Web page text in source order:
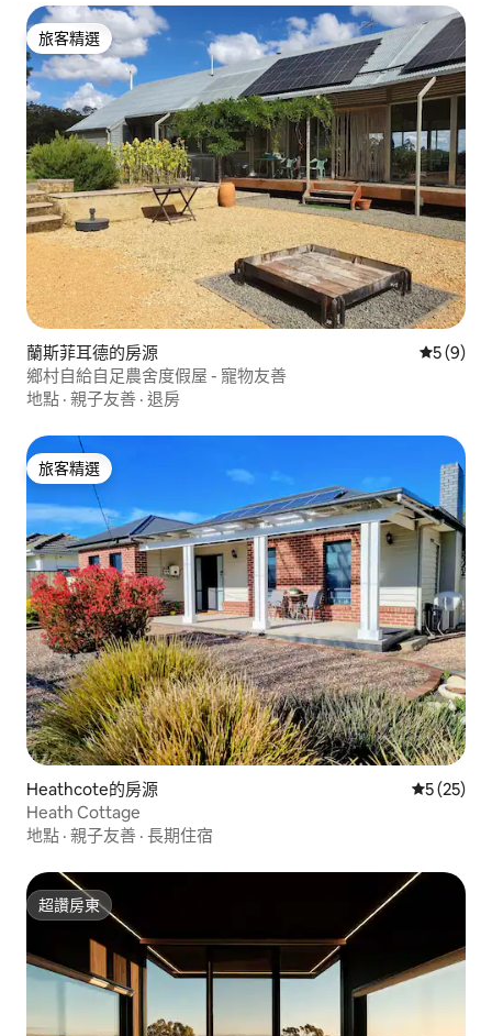
旅客精選
旅客精選
蘭斯菲耳德的房源 從 9 則評
5 (9)
鄉村自給自足農舍度假屋 - 寵物友善
地點 · 親子友善 · 退房
旅客精選
旅客精選
Heathcote的房源 從 25 則評
5 (25)
Heath Cottage
地點 · 親子友善 · 長期住宿
超讚房東
超讚房東